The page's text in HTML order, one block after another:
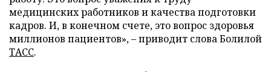
медицинских работников и качества подготовки
кадров. И, в конечном счете, это вопрос здоровья
миллионов пациентов», – приводит слова Болилой
ТАСС.